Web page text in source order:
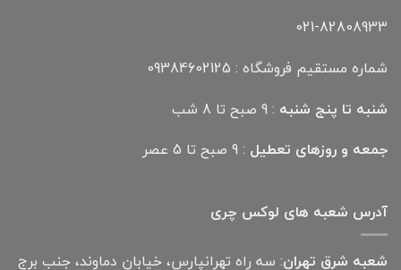
021-82808933
شماره مستقیم فروشگاه : 09384602125
شنبه تا پنج شنبه : 9 صبح تا 8 شب
جمعه و روزهای تعطیل : 9 صبح تا 5 عصر
آدرس شعبه های لوکس چری
شعبه شرق تهران: سه راه تهرانپارس، خیابان دماوند، جنب برج